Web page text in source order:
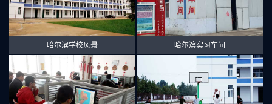
哈尔滨学校风景 哈尔滨实习车间